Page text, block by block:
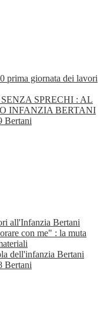
prima giornata dei lavori
SPRECHI : AL
INFANZIA BERTANI
Bertani
all'Infanzia Bertani
con me" : la muta
dell'infanzia Bertani
Bertani